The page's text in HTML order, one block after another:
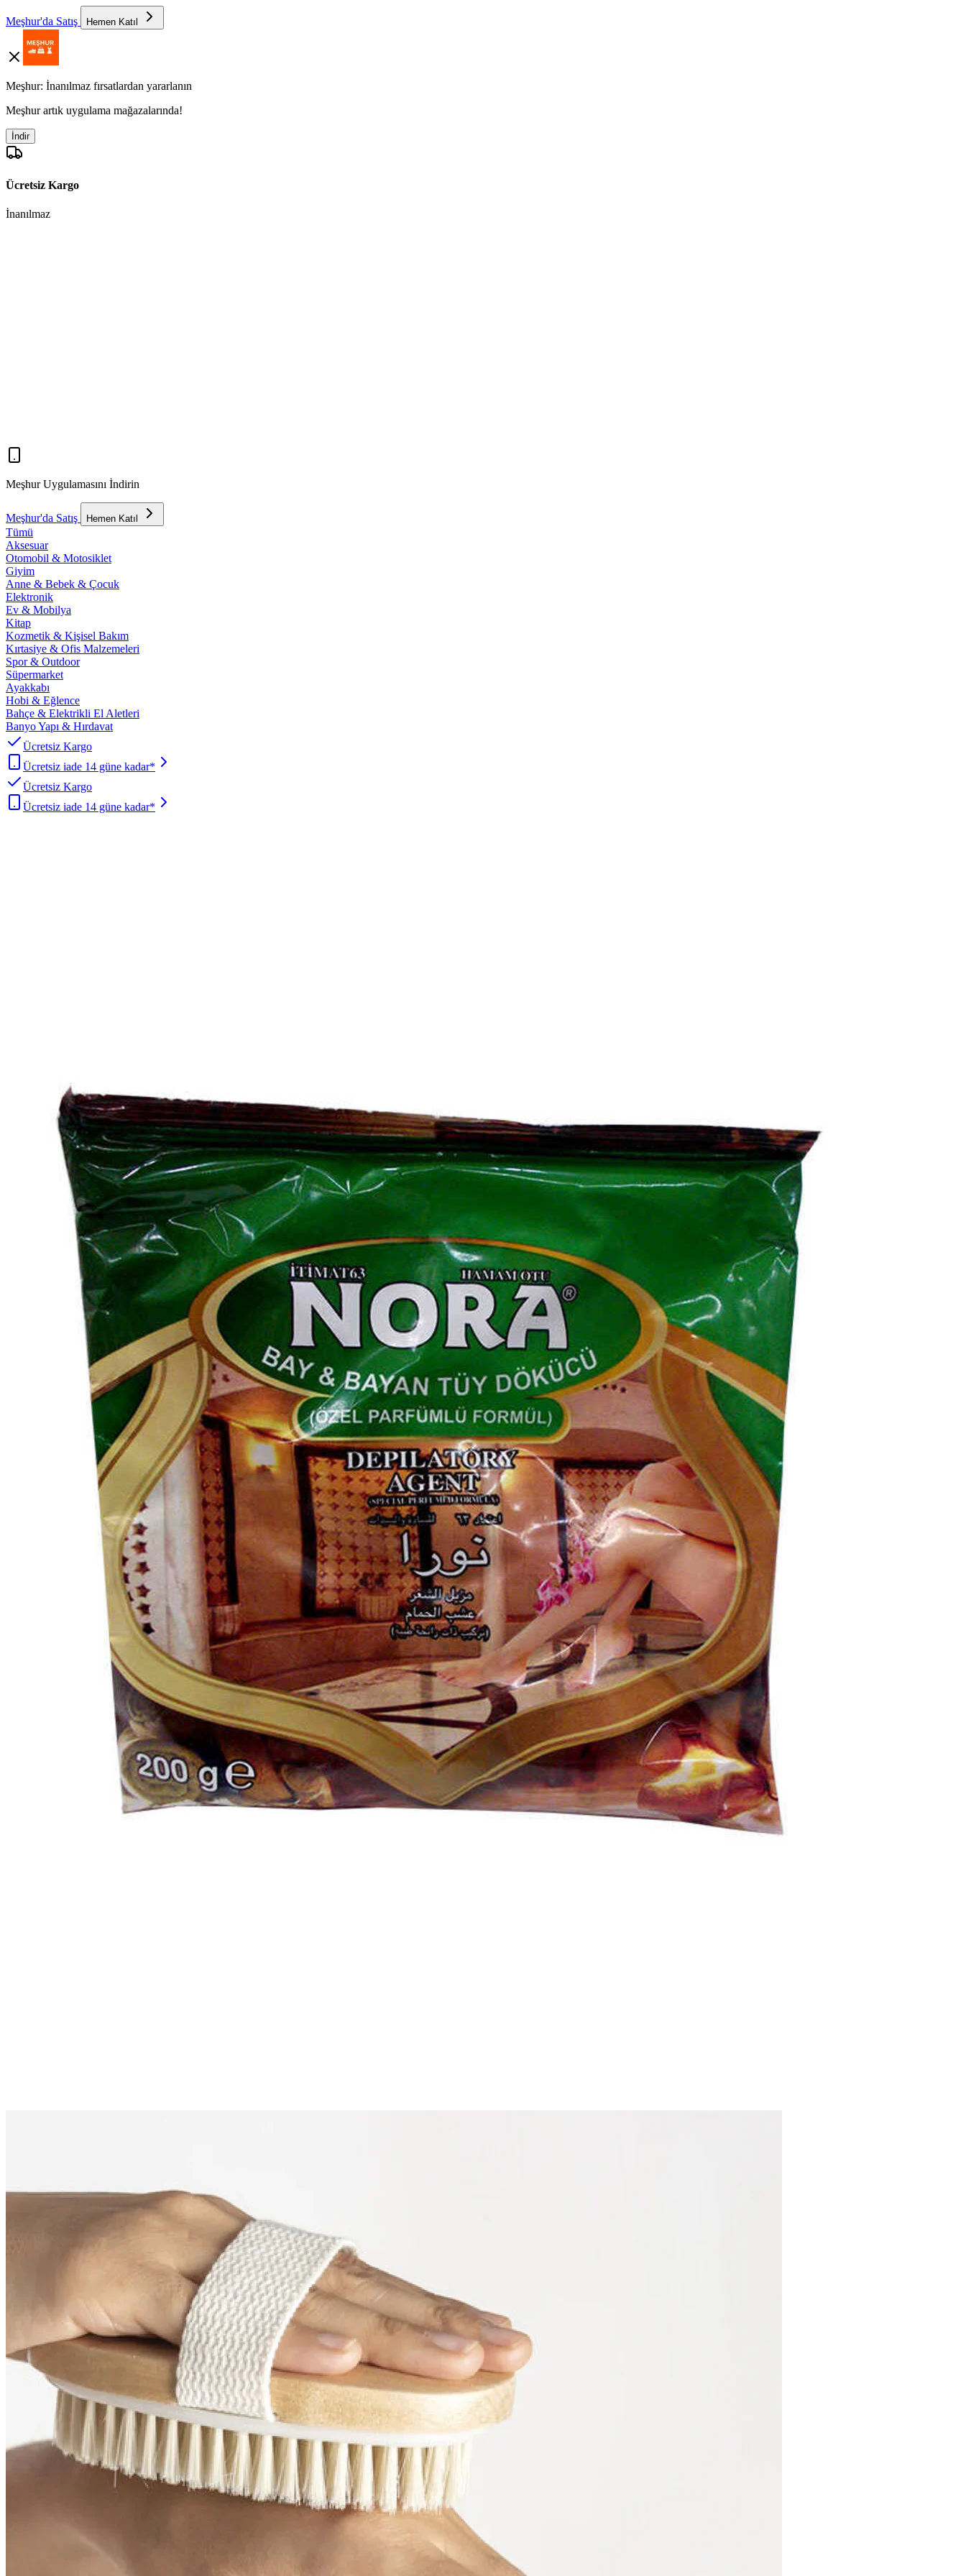
Meşhur'da Satış Hemen Katıl
Meşhur: İnanılmaz fırsatlardan yararlanın
Meşhur artık uygulama mağazalarında!
İndir
Ücretsiz Kargo
İnanılmaz
Meşhur Uygulamasını İndirin
Meşhur'da Satış Hemen Katıl
Tümü
Aksesuar
Otomobil & Motosiklet
Giyim
Anne & Bebek & Çocuk
Elektronik
Ev & Mobilya
Kitap
Kozmetik & Kişisel Bakım
Kırtasiye & Ofis Malzemeleri
Spor & Outdoor
Süpermarket
Ayakkabı
Hobi & Eğlence
Bahçe & Elektrikli El Aletleri
Banyo Yapı & Hırdavat
Ücretsiz Kargo
Ücretsiz iade 14 güne kadar*
Ücretsiz Kargo
Ücretsiz iade 14 güne kadar*